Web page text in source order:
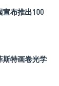
宣布推出100
斯特画卷光学